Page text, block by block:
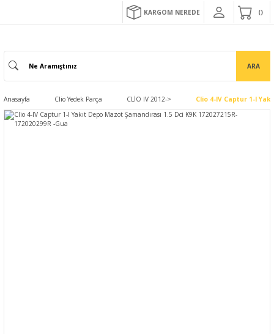
KARGOM NEREDE
ARA
Anasayfa Clio Yedek Parça CLİO IV 2012-> Clio 4-IV Captur 1-I